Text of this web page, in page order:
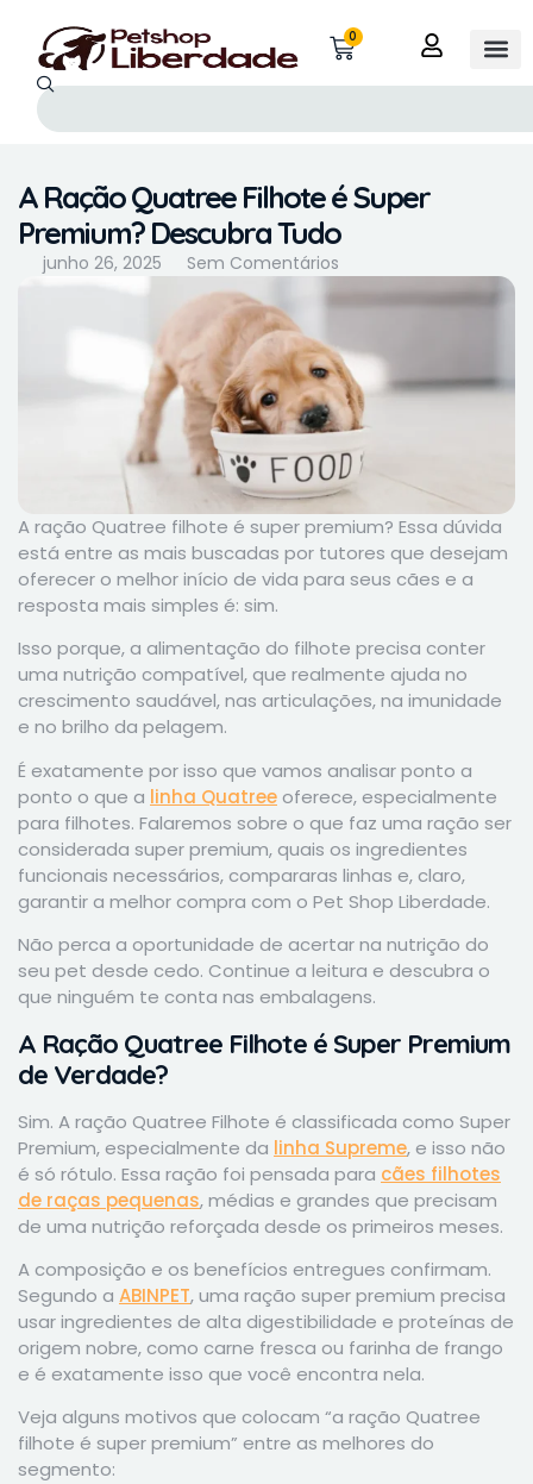
0
A Ração Quatree Filhote é Super
Premium? Descubra Tudo
junho 26, 2025 Sem Comentários
A ração Quatree filhote é super premium? Essa dúvida
está entre as mais buscadas por tutores que desejam
oferecer o melhor início de vida para seus cães e a
resposta mais simples é: sim.
Isso porque, a alimentação do filhote precisa conter
uma nutrição compatível, que realmente ajuda no
crescimento saudável, nas articulações, na imunidade
e no brilho da pelagem.
É exatamente por isso que vamos analisar ponto a
ponto o que a linha Quatree oferece, especialmente
para filhotes. Falaremos sobre o que faz uma ração ser
considerada super premium, quais os ingredientes
funcionais necessários, compararas linhas e, claro,
garantir a melhor compra com o Pet Shop Liberdade.
Não perca a oportunidade de acertar na nutrição do
seu pet desde cedo. Continue a leitura e descubra o
que ninguém te conta nas embalagens.
A Ração Quatree Filhote é Super Premium
de Verdade?
Sim. A ração Quatree Filhote é classificada como Super
Premium, especialmente da linha Supreme, e isso não
é só rótulo. Essa ração foi pensada para cães filhotes
de raças pequenas, médias e grandes que precisam
de uma nutrição reforçada desde os primeiros meses.
A composição e os benefícios entregues confirmam.
Segundo a ABINPET, uma ração super premium precisa
usar ingredientes de alta digestibilidade e proteínas de
origem nobre, como carne fresca ou farinha de frango
e é exatamente isso que você encontra nela.
Veja alguns motivos que colocam “a ração Quatree
filhote é super premium” entre as melhores do
segmento: